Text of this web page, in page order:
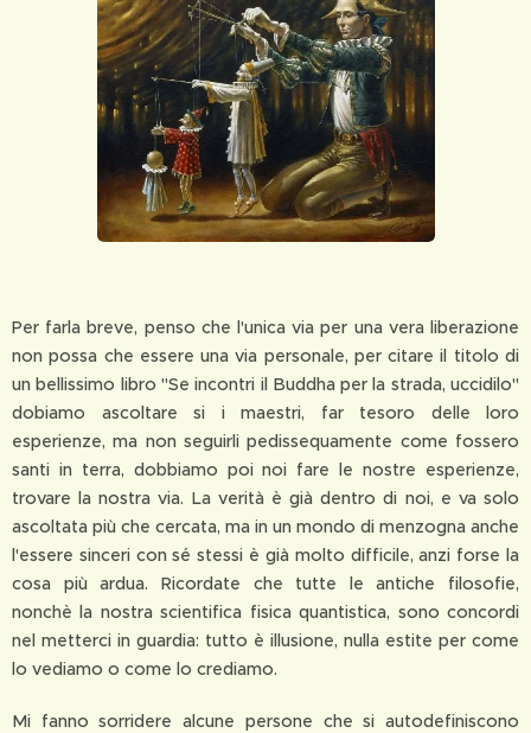
Per farla breve, penso che l'unica via per una vera liberazione
non possa che essere una via personale, per citare il titolo di
un bellissimo libro "Se incontri il Buddha per la strada, uccidilo"
dobiamo ascoltare si i maestri, far tesoro delle loro
esperienze, ma non seguirli pedissequamente come fossero
santi in terra, dobbiamo poi noi fare le nostre esperienze,
trovare la nostra via. La verità è già dentro di noi, e va solo
ascoltata più che cercata, ma in un mondo di menzogna anche
l'essere sinceri con sé stessi è già molto difficile, anzi forse la
cosa più ardua. Ricordate che tutte le antiche filosofie,
nonchè la nostra scientifica fisica quantistica, sono concordi
nel metterci in guardia: tutto è illusione, nulla estite per come
lo vediamo o come lo crediamo.
Mi fanno sorridere alcune persone che si autodefiniscono